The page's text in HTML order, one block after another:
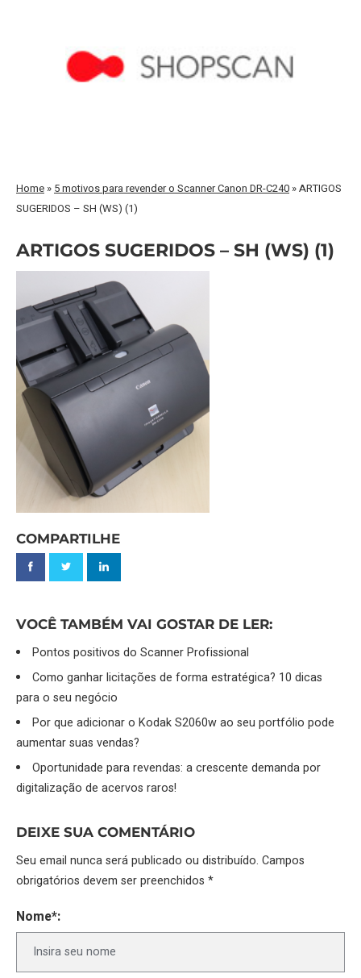
Home » 5 motivos para revender o Scanner Canon DR-C240 »ARTIGOS
SUGERIDOS – SH (WS) (1)
ARTIGOS SUGERIDOS – SH (WS) (1)
COMPARTILHE
VOCÊ TAMBÉM VAI GOSTAR DE LER:
Pontos positivos do Scanner Profissional
Como ganhar licitações de forma estratégica? 10 dicas
para o seu negócio
Por que adicionar o Kodak S2060w ao seu portfólio pode
aumentar suas vendas?
Oportunidade para revendas: a crescente demanda por
digitalização de acervos raros!
DEIXE SUA COMENTÁRIO
Seu email nunca será publicado ou distribuído. Campos
obrigatórios devem ser preenchidos *
Nome*: